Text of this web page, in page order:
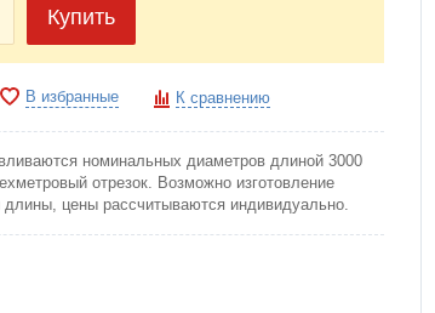
Купить
В избранные К сравнению
номинальных диаметров длиной 3000
отрезок. Возможно изготовление
цены рассчитываются индивидуально.